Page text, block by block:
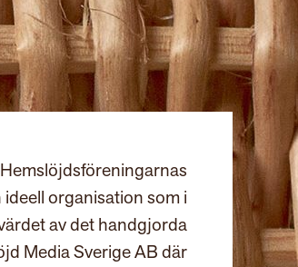
organisation som i
av det handgjorda
Media Sverige AB där